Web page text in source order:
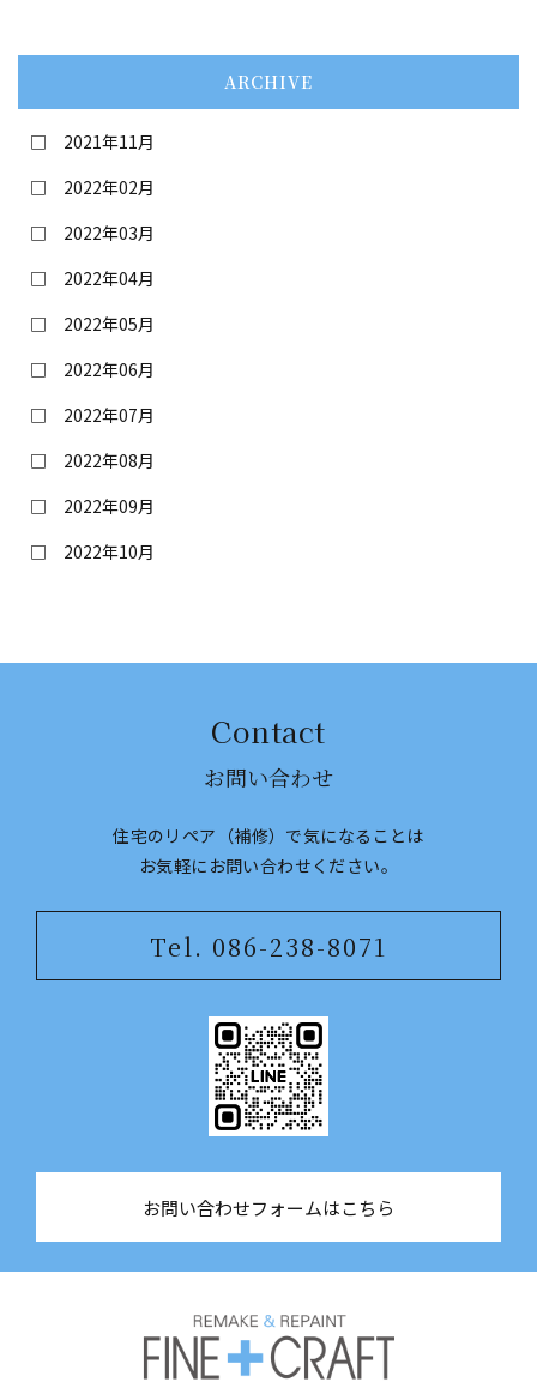
ARCHIVE
2021年11月
2022年02月
2022年03月
2022年04月
2022年05月
2022年06月
2022年07月
2022年08月
2022年09月
2022年10月
Contact
お問い合わせ
住宅のリペア（補修）で気になることは
​​​​​​​お気軽にお問い合わせください。
Tel. 086-238-8071
お問い合わせフォームはこちら